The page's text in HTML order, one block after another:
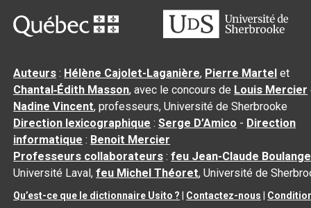
Auteurs : Hélène Cajolet-Laganière, Pierre Martel et
Chantal‑Édith Masson, avec le concours de Louis Mercier
Nadine Vincent, professeurs, Université de Sherbrooke
Direction lexicographique :Serge D’Amico - Direction
informatique : Benoit Mercier
Professeurs collaborateurs :feu Jean-Claude
Université Laval,feu Michel Théoret, Université de
Qu’est-ce que le dictionnaire Usito ? Contactez-nous